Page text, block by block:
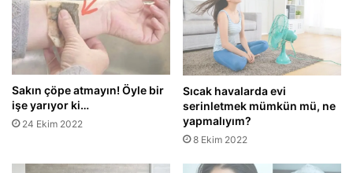
Sakın çöpe atmayın! Öyle bir
işe yarıyor ki…
24 Ekim 2022
Sıcak havalarda evi
serinletmek mümkün mü, ne
yapmalıyım?
8 Ekim 2022